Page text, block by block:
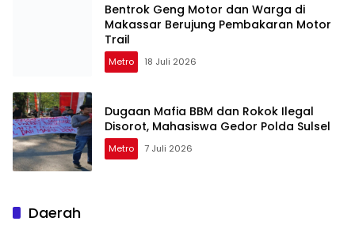
Bentrok Geng Motor dan Warga di
Makassar Berujung Pembakaran Motor
Trail
Metro 18 Juli 2026
Dugaan Mafia BBM dan Rokok Ilegal
Disorot, Mahasiswa Gedor Polda Sulsel
Metro 7 Juli 2026
Daerah